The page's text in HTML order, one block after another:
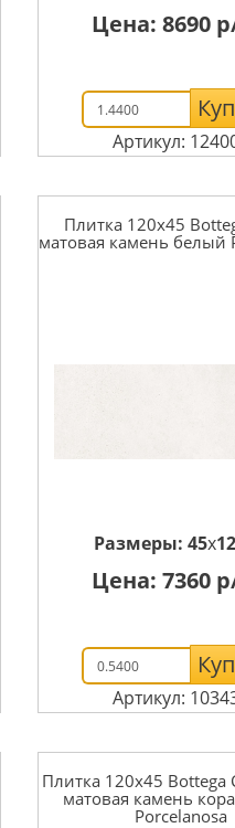
Цена: 8690
Артикул:
Плитка 120x45
матовая камень белый
Размеры: 45x
Цена: 7360
Артикул:
Плитка 120x45 Bottega
матовая камень
Porcelanosa